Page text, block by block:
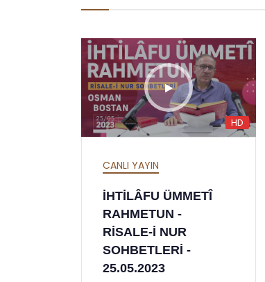
HD
CANLI YAYIN
İHTİLÂFU ÜMMETÎ
RAHMETUN -
RİSALE-İ NUR
SOHBETLERİ -
25.05.2023
HD
HAFTALIK SOHBETLER
MEKTUBAT - YİRMİ
HATİME ( GIYBET
HAKKINDA )
HİDAYET MEKTEBİ /
Sabaz